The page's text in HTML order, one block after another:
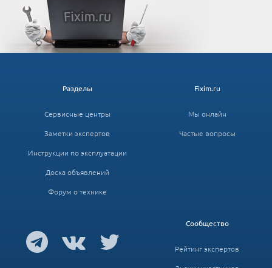
Fixim.ru
Мы онлайн
Частые вопросы
Разделы
Сервисные центры
Заметки экспертов
Инструкции по эксплуатации
Доска объявлений
Форум о технике
Сообщество
Рейтинг экспертов